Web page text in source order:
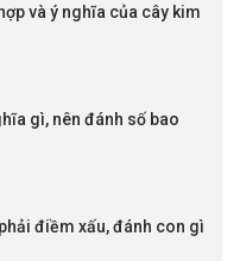
và ý nghĩa của cây kim
gì, nên đánh số bao
điềm xấu, đánh con gì